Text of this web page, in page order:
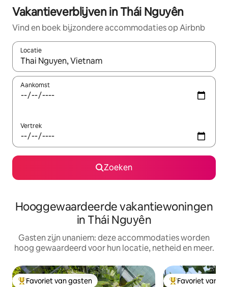
Vakantieverblijven in Thái Nguyên
Vind en boek bijzondere accommodaties op Airbnb
Locatie
Wanneer er resultaten beschikbaar zijn, maak je een keuze
Aankomst
Vertrek
Zoeken
Hooggewaardeerde vakantiewoningen
in Thái Nguyên
Gasten zijn unaniem: deze accommodaties worden
hoog gewaardeerd voor hun locatie, netheid en meer.
Favoriet van gasten Favoriet van